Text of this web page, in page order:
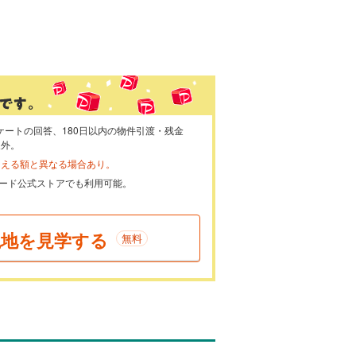
トの回答、180日以内の物件引渡・残金
。
る額と異なる場合あり。
公式ストアでも利用可能。
を見学する 無料